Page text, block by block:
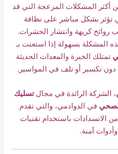
أكثر المشكلات المزعجة التي قد
تؤثر بشكل مباشر على نظافة
روائح كريهة وانتشار الحشرات.
المشكلة بسهولة إذا استعنت بـ
تمتلك الخبرة والمعدات الحديثة
دون تكسير أو تلف في المواسير.
، الشركة الرائدة في مجالتسليك
في الدوادمي، والتي تقدم
الانسدادات باستخدام تقنيات
آمنة.